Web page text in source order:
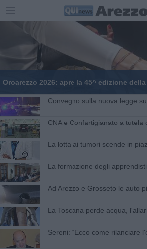
Oroarezzo 2026: apre la 45^ edizione della
Convegno sulla nuova legge
CNA e Confartigianato a tutela
La lotta ai tumori scende in
La formazione degli apprendisti
Ad Arezzo e Grosseto le auto
La Toscana perde acqua,
​Sereni: “Ecco come rilanciare